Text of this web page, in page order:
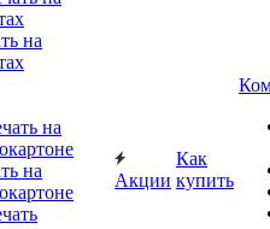
на
на
Акции
Как
купить